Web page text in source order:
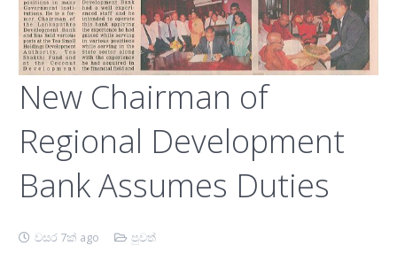
New Chairman of
Regional Development
Bank Assumes Duties
වසර 7ක් ago පුවත්